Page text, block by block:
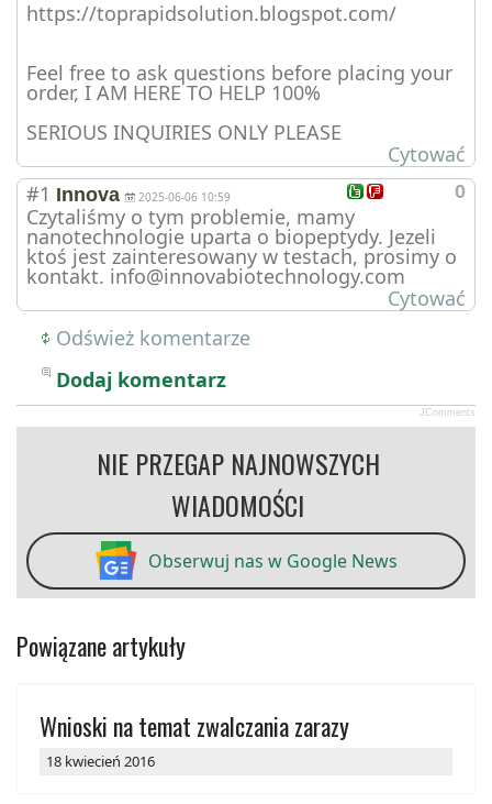
https://toprapidsolution.blogspot.com/
Feel free to ask questions before placing your
order, I AM HERE TO HELP 100%
SERIOUS INQUIRIES ONLY PLEASE
Cytować
0
#1 Innova 2025-06-06 10:59
Czytaliśmy o tym problemie, mamy
nanotechnologie uparta o biopeptydy. Jezeli
ktoś jest zainteresowany w testach, prosimy o
kontakt. info@innovabiotechnology.com
Cytować
Odśwież komentarze
Dodaj komentarz
JComments
NIE PRZEGAP NAJNOWSZYCH
WIADOMOŚCI
Obserwuj nas w Google News
Powiązane artykuły
Wnioski na temat zwalczania zarazy
18 kwiecień 2016